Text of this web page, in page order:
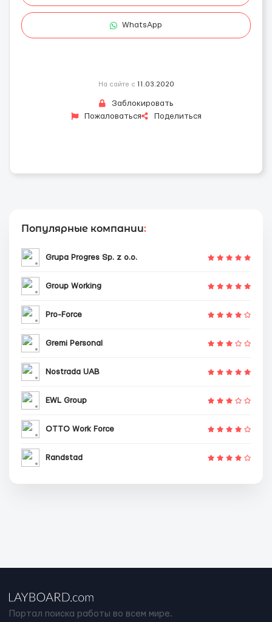
WhatsApp
На сайте с 11.03.2020
Заблокировать
Пожаловаться
Поделиться
Популярные компании:
Grupa Progres Sp. z o.o.
Group Working
Pro-Force
Gremi Personal
Nostrada UAB
EWL Group
OTTO Work Force
Randstad
Портал поиска работы во всем мире.